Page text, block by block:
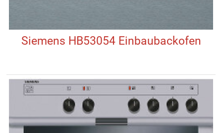
Siemens HB53054 Einbaubackofen